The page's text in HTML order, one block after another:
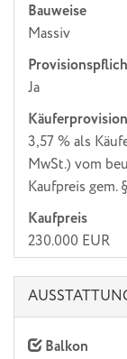
Bauweise
Massiv
Ja
Käufer­provision
3,57 % als
MwSt.) vom
Kaufpreis gem.
Kaufpreis
230.000 EUR
Balkon